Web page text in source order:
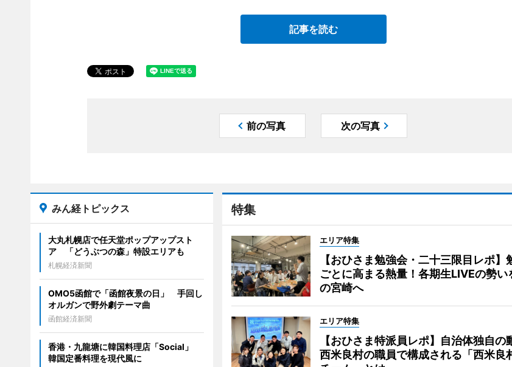
記事を読む
前の写真 次の写真
特集
エリア特集
【おひさま勉強会・二十三限目レポ】
ごとに高まる熱量！各期生LIVEの勢い
の宮崎へ
エリア特集
【おひさま特派員レポ】自治体独自の
西米良村の職員で構成される「西米良
みん経トピックス
大丸札幌店で任天堂ポップアップスト
ア 「どうぶつの森」特設エリアも
札幌経済新聞
OMO5函館で「函館夜景の日」 手回し
オルガンで野外劇テーマ曲
函館経済新聞
香港・九龍塘に韓国料理店「Social」
韓国定番料理を現代風に